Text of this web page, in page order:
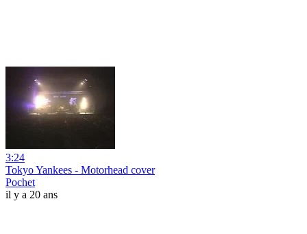
3:24
Tokyo Yankees - Motorhead cover
Pochet
il y a 20 ans